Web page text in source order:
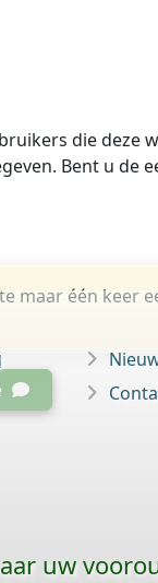
die deze
Bent u de
maar één keer
uw